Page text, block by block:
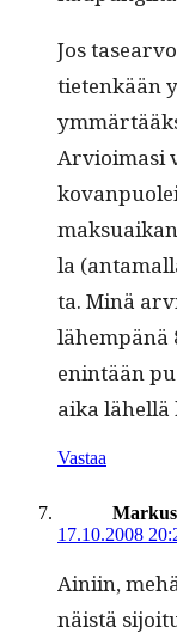
Jos
tietenkään
Arvioimasi
la
ta. Minä
lähempänä
enin­tään
aika
Vastaa
Markus
17.10.2008
Aini­in,
näistä